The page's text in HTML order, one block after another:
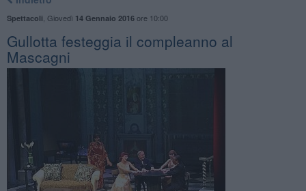
Spettacoli Giovedì 14 Gennaio 2016ore 10:00
Gullotta festeggia il compleanno al
Mascagni